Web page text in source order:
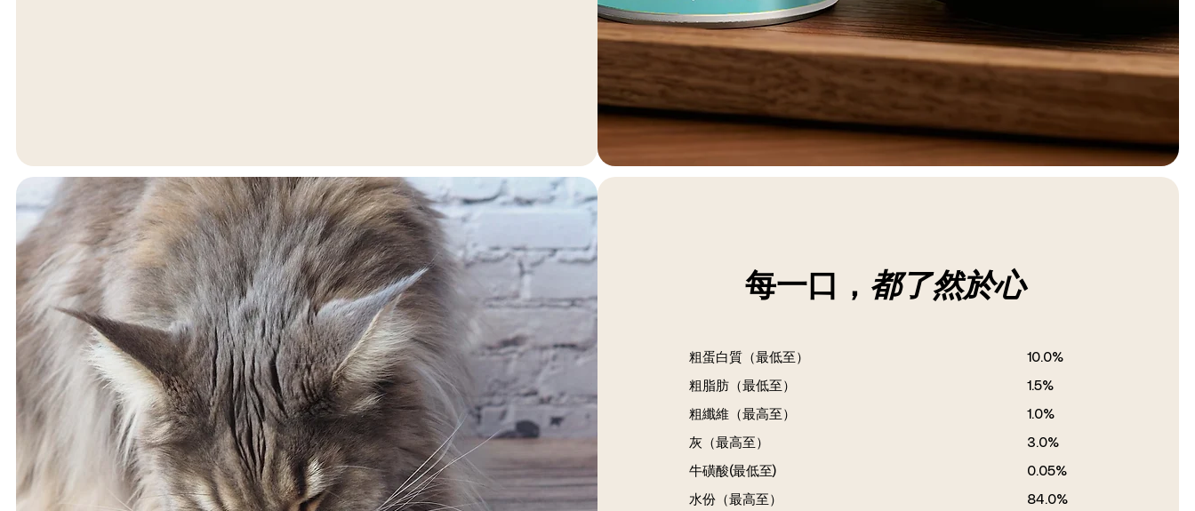
每一口， 都了然於心
粗蛋白質（最低至）
粗脂肪（最低至）
粗纖維（最高至）
灰（最高至）
牛磺酸(最低至)
水份（最高至）
10.0%
1.5%
1.0%
3.0%
0.05%
84.0%